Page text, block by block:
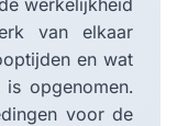
van elkaar
en wat
opgenomen.
voor de